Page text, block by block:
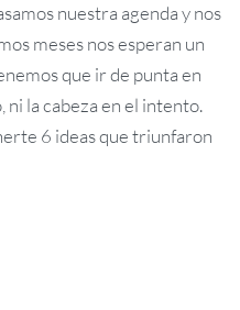
nuestra agenda y nos
meses nos esperan un
que ir de punta en
ni la cabeza en el intento.
6 ideas que triunfaron